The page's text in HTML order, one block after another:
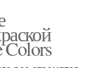
Colors